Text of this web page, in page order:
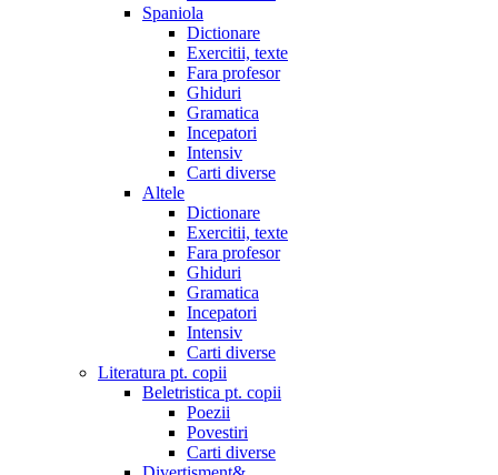
Spaniola
Dictionare
Exercitii, texte
Fara profesor
Ghiduri
Gramatica
Incepatori
Intensiv
Carti diverse
Altele
Dictionare
Exercitii, texte
Fara profesor
Ghiduri
Gramatica
Incepatori
Intensiv
Carti diverse
Literatura pt. copii
Beletristica pt. copii
Poezii
Povestiri
Carti diverse